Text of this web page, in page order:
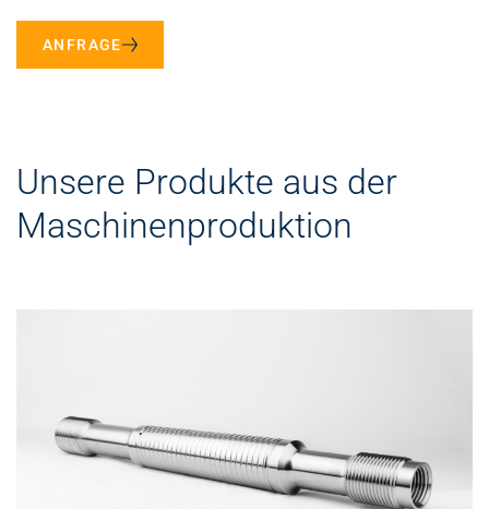
ANFRAGE
Unsere Produkte aus der
Maschinenproduktion